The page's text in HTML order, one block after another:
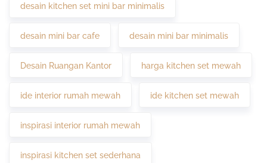
desain kitchen set mini bar minimalis
desain mini bar cafe desain mini bar minimalis
Desain Ruangan Kantor harga kitchen set mewah
ide interior rumah mewah ide kitchen set mewah
inspirasi interior rumah mewah
inspirasi kitchen set sederhana